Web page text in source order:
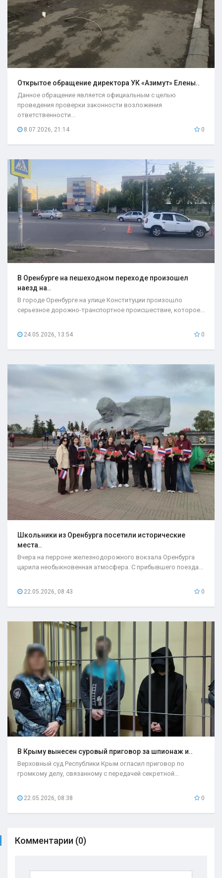
Открытое обращение директора УК «Азимут» Елены..
Данное обращение является официальным с целью
проведения проверки законности возложения
ответственности...
8.07.2026, 21:14 0
В Оренбурге на пешеходном переходе произошел
наезд на..
В городе Оренбурге на улице Конституции произошло
серьезное дорожно-транспортное происшествие, которое...
24.05.2026, 13:54 0
Школьники из Оренбурга посетили исторические
места..
Вчера на перроне железнодорожного вокзала Оренбурга
царила необыкновенная атмосфера. С прибывшего поезда...
22.05.2026, 08:43 0
В Крыму вынесен суровый приговор за шпионаж и..
Верховный суд Республики Крым огласил приговор по
громкому делу, связанному с передачей секретной...
22.05.2026, 08:38 0
Комментарии (0)